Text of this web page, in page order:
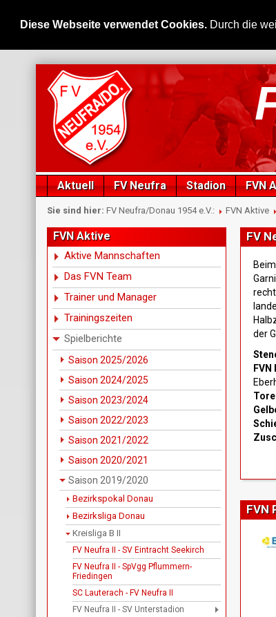
Diese Webseite verwendet Cookies.Durch die
Aktuell FV Neufra Stadion FVN
Sie sind hier: FV Neufra/Donau 1954 e.V.: FVN Aktive
FVN Aktive
Aktive Mannschaften
Das FVN Team
Trainer und Manager
Trainingszeiten
Spielberichte
Saison 2025/2026
Saison 2024/2025
Saison 2023/2024
Saison 2022/2023
Saison 2021/2022
Saison 2020/2021
Saison 2019/2020
Bezirkspokal Donau
Bezirksliga Donau
Kreisliga B II
FV Neufra II - SV Eintracht Seekirch
FV Neufra II - SpVgg Pflummern-
Friedingen
SC Lauterach - FV Neufra II
FV Neufra II - SV Unterstadion
FV
der
FVN
FVN